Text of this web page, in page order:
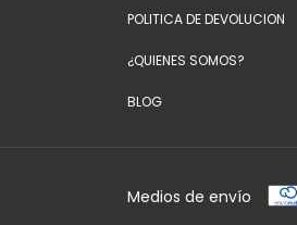
POLITICA DE DEVOLUCION
¿QUIENES SOMOS?
BLOG
Medios de envío